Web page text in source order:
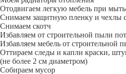
Отодвигаем легкую мебель при
Снимаем защитную пленку и чехлы
Снимаем скотч
Избавляем от строительной пыли
Избавляем мебель от строительной
Оттираем следы и капли краски,
(не более 2 см диаметром)
Собираем мусор